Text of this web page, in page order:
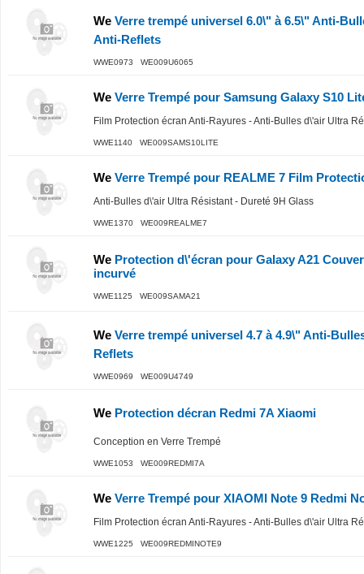
We Verre trempé universel 6.0\" à 6.5\" Anti-
Anti-Reflets
WWE0973 WE009U6065
We Verre Trempé pour Samsung Galaxy S10
Film Protection écran Anti-Rayures - Anti-Bulles d\'air Ultra
WWE1140 WE009SAMS10LITE
We Verre Trempé pour REALME 7 Film
Anti-Bulles d\'air Ultra Résistant - Dureté 9H Glass
WWE1370 WE009REALME7
We Protection d\'écran pour Galaxy A21
incurvé
WWE1125 WE009SAMA21
We Verre trempé universel 4.7 à 4.9\" Anti-
Reflets
WWE0969 WE009U4749
We Protection décran Redmi 7A Xiaomi
Conception en Verre Trempé
WWE1053 WE009REDMI7A
We Verre Trempé pour XIAOMI Note 9 Redmi
Film Protection écran Anti-Rayures - Anti-Bulles d\'air Ultra
WWE1225 WE009REDMINOTE9